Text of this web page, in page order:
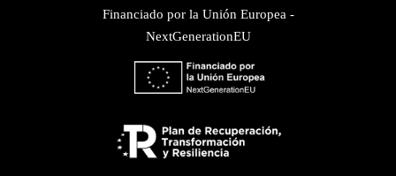
Financiado por la Unión Europea -
NextGenerationEU